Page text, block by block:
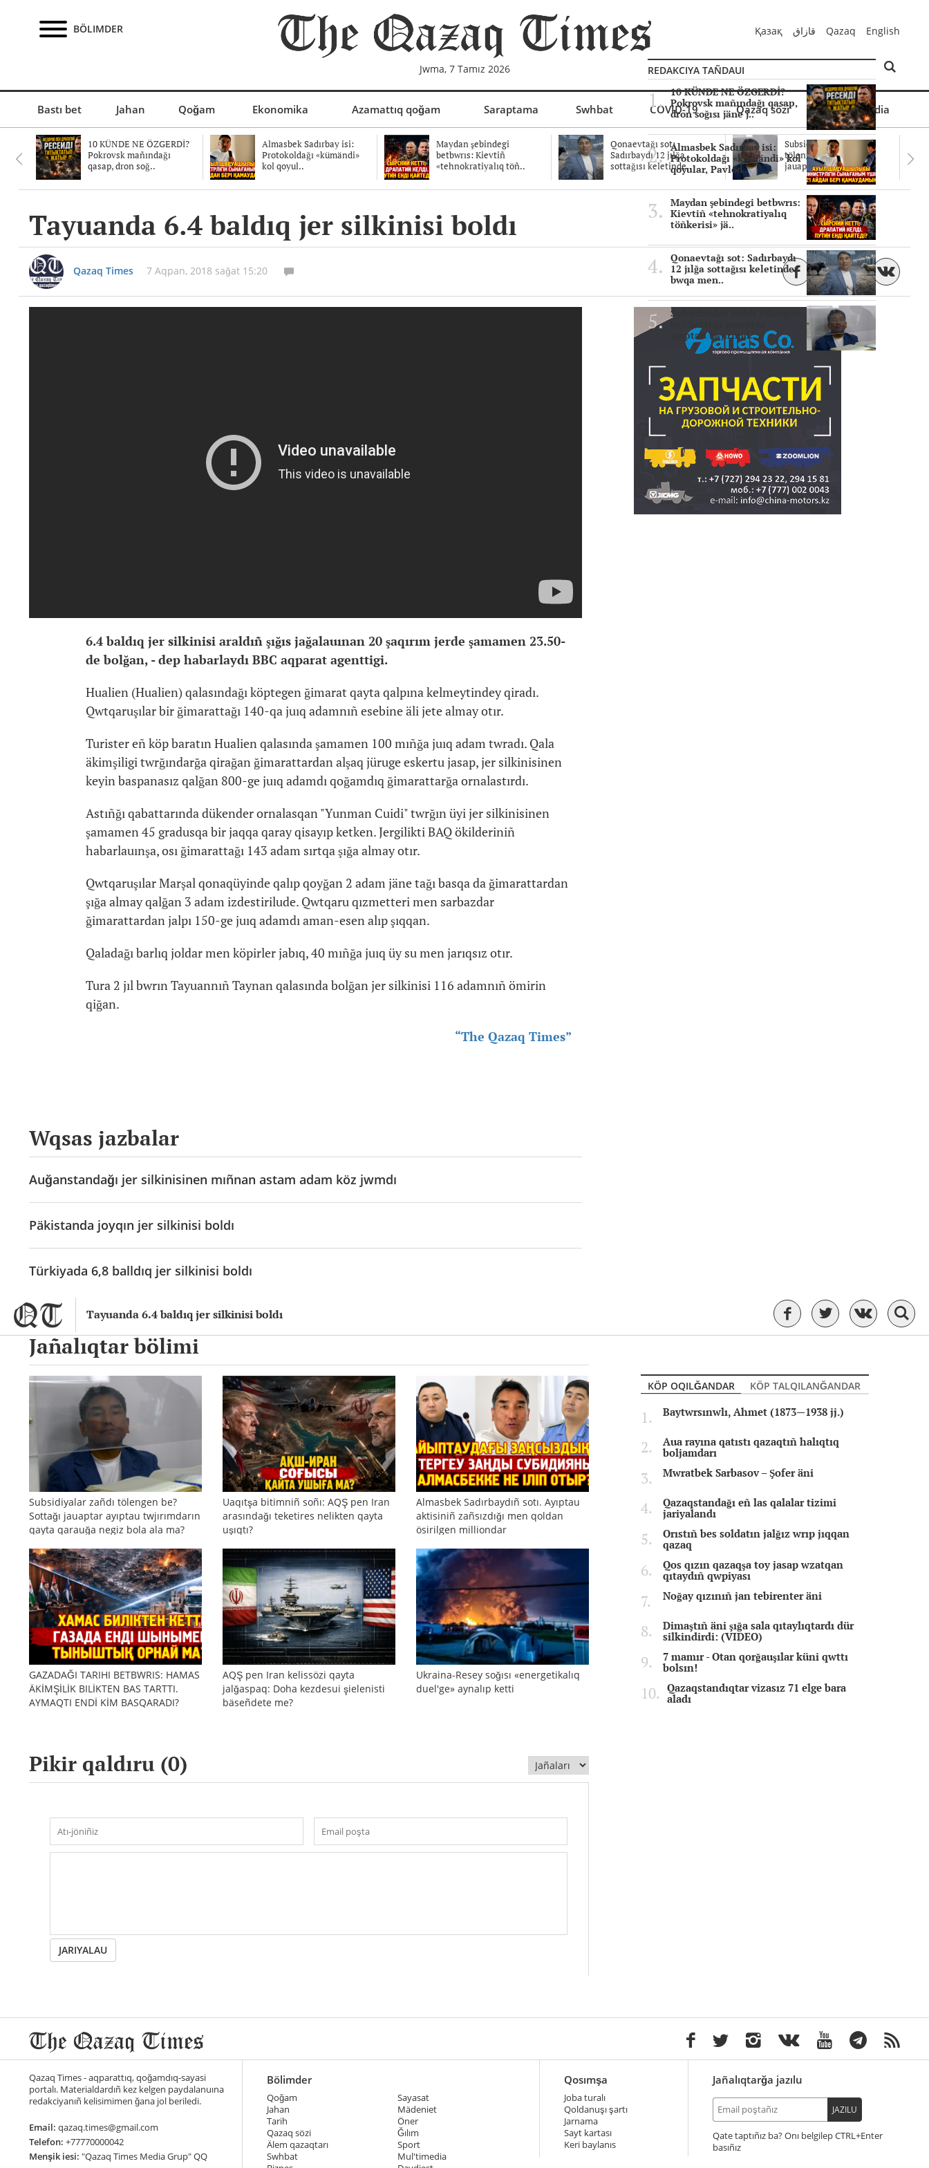
BÖLIMDER
Jwma, 7 Tamız 2026
Қазақ قازاق Qazaq English
Bastı bet Jahan Qoğam Ekonomika Azamattıq qoğam Saraptama Swhbat COVID-19 Qazaq sözi Mul'timedia
10 KÜNDE NE ÖZGERDİ?
Pokrovsk mañındağı
qasap, dron soğ..
Almasbek Sadırbay isi:
Protokoldağı «kümändi»
kol qoyul..
Maydan şebindegi
betbwrıs: Kievtiñ
«tehnokratiyalıq töñ..
Qonaevtağı sot:
Sadırbaydı 12 jılğa
sottağısı keletinde..
Subsidiyalar zañdı
tölengen be? Sottağı
jauaptar ayıpta..
Tayuanda 6.4 baldıq jer silkinisi boldı
Tayuanda 6.4 baldıq jer silkinisi boldı
Qazaq Times 7 Aqpan, 2018 sağat 15:20
6.4 baldıq jer silkinisi araldıñ şığıs jağalauınan 20 şaqırım jerde şamamen 23.50-
de bolğan, - dep habarlaydı BBC aqparat agenttigi.
Hualien (Hualien) qalasındağı köptegen ğimarat qayta qalpına kelmeytindey qiradı.
Qwtqaruşılar bir ğimarattağı 140-qa juıq adamnıñ esebine äli jete almay otır.
Turister eñ köp baratın Hualien qalasında şamamen 100 mıñğa juıq adam twradı. Qala
äkimşiligi twrğındarğa qirağan ğimarattardan alşaq jüruge eskertu jasap, jer silkinisinen
keyin baspanasız qalğan 800-ge juıq adamdı qoğamdıq ğimarattarğa ornalastırdı.
Astıñğı qabattarında dükender ornalasqan "Yunman Cuidi" twrğın üyi jer silkinisinen
şamamen 45 gradusqa bir jaqqa qaray qisayıp ketken. Jergilikti BAQ ökilderiniñ
habarlauınşa, osı ğimarattağı 143 adam sırtqa şığa almay otır.
Qwtqaruşılar Marşal qonaqüyinde qalıp qoyğan 2 adam jäne tağı basqa da ğimarattardan
şığa almay qalğan 3 adam izdestirilude. Qwtqaru qızmetteri men sarbazdar
ğimarattardan jalpı 150-ge juıq adamdı aman-esen alıp şıqqan.
Qaladağı barlıq joldar men köpirler jabıq, 40 mıñğa juıq üy su men jarıqsız otır.
Tura 2 jıl bwrın Tayuannıñ Taynan qalasında bolğan jer silkinisi 116 adamnıñ ömirin
qiğan.
“The Qazaq Times”
Wqsas jazbalar
Auğanstandağı jer silkinisinen mıñnan astam adam köz jwmdı
Päkistanda joyqın jer silkinisi boldı
Türkiyada 6,8 balldıq jer silkinisi boldı
REDAKCIYA TAÑDAUI
10 KÜNDE NE ÖZGERDİ?
Pokrovsk mañındağı qasap,
dron soğısı jäne j..
Almasbek Sadırbay isi:
Protokoldağı «kümändi» kol
qoyular, Pavlod..
Maydan şebindegi betbwrıs:
Kievtiñ «tehnokratiyalıq
töñkerisi» jä..
Qonaevtağı sot: Sadırbaydı
12 jılğa sottağısı keletinder
bwqa men..
Subsidiyalar zañdı tölengen
ayıptau twjırımd..
Jañalıqtar bölimi
Subsidiyalar zañdı tölengen be?
Sottağı jauaptar ayıptau twjırımdarın
qayta qarauğa negiz bola ala ma?
Uaqıtşa bitimniñ soñı: AQŞ pen Iran
arasındağı teketires nelikten qayta
uşıqtı?
Almasbek Sadırbaydıñ sotı. Ayıptau
aktisiniñ zañsızdığı men qoldan
ösirilgen milliondar
GAZADAĞI TARIHI BETBWRIS: HAMAS
ÄKİMŞİLİK BILİKTEN BAS TARTTI.
AYMAQTI ENDİ KİM BASQARADI?
AQŞ pen Iran kelissözi qayta
jalğaspaq: Doha kezdesui şielenisti
bäseñdete me?
Ukraina-Resey soğısı «energetikalıq
duel'ge» aynalıp ketti
Pikir qaldıru (0)
JARIYALAU
KÖP OQILĞANDAR
KÖP TALQILANĞANDAR
Baytwrsınwlı, Ahmet (1873—1938 jj.)
Aua rayına qatıstı qazaqtıñ halıqtıq
boljamdarı
Mwratbek Sarbasov – Şofer äni
Qazaqstandağı eñ las qalalar tizimi
jariyalandı
Orıstıñ bes soldatın jalğız wrıp jıqqan
qazaq
Qos qızın qazaqşa toy jasap wzatqan
qıtaydıñ qwpiyası
Noğay qızınıñ jan tebirenter äni
Dimaştıñ äni şığa sala qıtaylıqtardı dür
silkindirdi: (VIDEO)
7 mamır - Otan qorğauşılar küni qwttı
bolsın!
Qazaqstandıqtar vizasız 71 elge bara
aladı
Qazaq Times - aqparattıq, qoğamdıq-sayasi
portalı. Materialdardıñ kez kelgen paydalanuına
redakciyanıñ kelisimimen ğana jol beriledi.
Email: qazaq.times@gmail.com
Telefon: +77770000042
Menşik iesi: "Qazaq Times Media Grup" QQ
Bölimder
Qoğam
Jahan
Tarih
Qazaq sözi
Älem qazaqtarı
Swhbat
Sayasat
Mädeniet
Öner
Ğılım
Sport
Mul'timedia
Qosımşa
Joba turalı
Qoldanuşı şartı
Jarnama
Sayt kartası
Keri baylanıs
Jañalıqtarğa jazılu
JAZILU
Qate taptıñız ba? Onı belgilep
+Enter
basıñız